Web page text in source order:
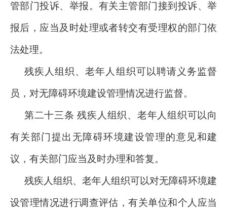
管部门投诉、举报。有关主管部门接到投诉、举
报后，应当及时处理或者转交有受理权的部门依
法处理。
残疾人组织、老年人组织可以聘请义务监督
员，对无障碍环境建设管理情况进行监督。
第二十三条 残疾人组织、老年人组织可以向
有关部门提出无障碍环境建设管理的意见和建
议，有关部门应当及时办理和答复。
残疾人组织、老年人组织可以对无障碍环境建
设管理情况进行调查评估，有关单位和个人应当